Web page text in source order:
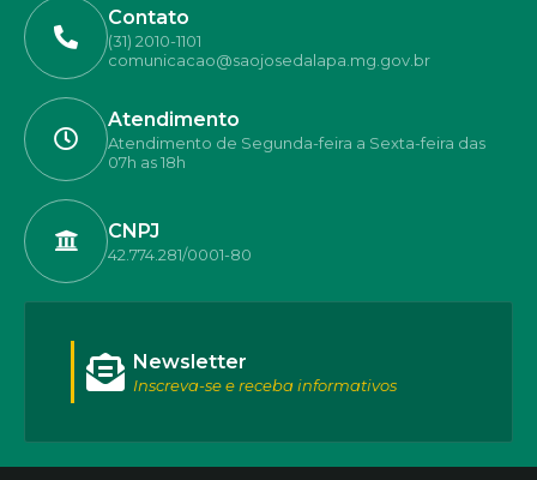
Contato
(31) 2010-1101
comunicacao@saojosedalapa.mg.gov.br
Atendimento
Atendimento de Segunda-feira a Sexta-feira das
07h as 18h
CNPJ
42.774.281/0001-80
Newsletter
Inscreva-se e receba informativos